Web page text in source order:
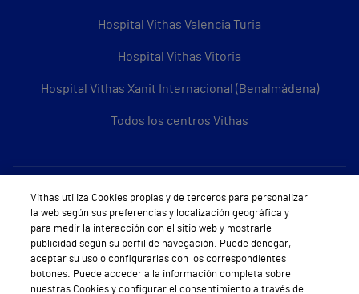
Hospital Vithas Valencia Turia
Hospital Vithas Vitoria
Hospital Vithas Xanit Internacional (Benalmádena)
Todos los centros Vithas
Sobre Vithas
Quiénes somos
Trabajar en Vithas
Teléfono Cita Médica
Vithas utiliza Cookies propias y de terceros para personalizar
la web según sus preferencias y localización geográfica y
para medir la interacción con el sitio web y mostrarle
publicidad según su perfil de navegación. Puede denegar,
aceptar su uso o configurarlas con los correspondientes
botones. Puede acceder a la información completa sobre
nuestras Cookies y configurar el consentimiento a través de